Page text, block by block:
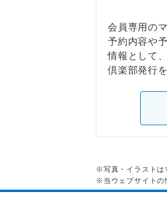
会員専用の
予約内容や
情報として
倶楽部発行
※写真・イラストは
※当ウェブサイトの